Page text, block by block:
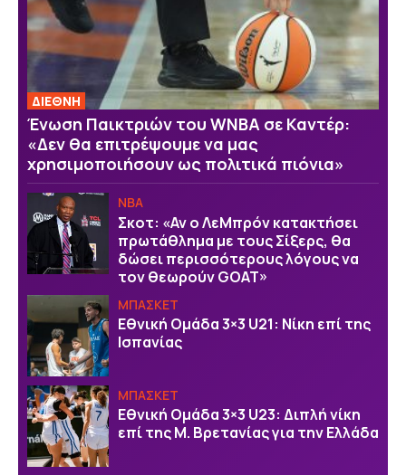
ΔΙΕΘΝΗ
Ένωση Παικτριών του WNBA σε Καντέρ:
«Δεν θα επιτρέψουμε να μας
χρησιμοποιήσουν ως πολιτικά πιόνια»
NBA
Σκοτ: «Αν ο ΛεΜπρόν κατακτήσει
πρωτάθλημα με τους Σίξερς, θα
δώσει περισσότερους λόγους να
τον θεωρούν GOAT»
ΜΠΑΣΚΕΤ
Εθνική Ομάδα 3×3 U21: Νίκη επί της
Ισπανίας
ΜΠΑΣΚΕΤ
Εθνική Ομάδα 3×3 U23: Διπλή νίκη
επί της Μ. Βρετανίας για την Ελλάδα